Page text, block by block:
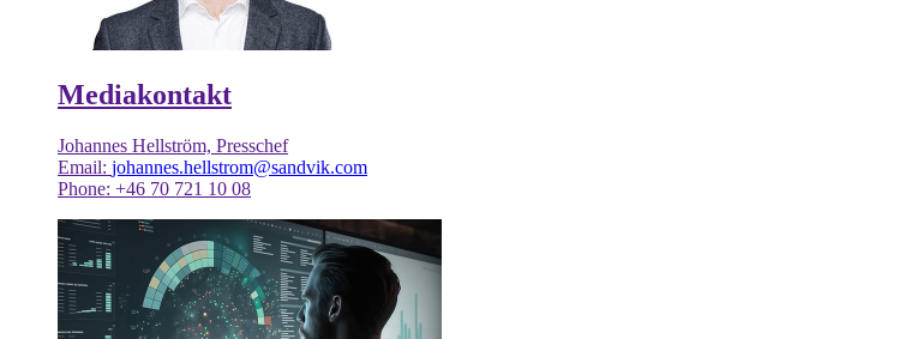
Mediakontakt
Johannes Hellström, Presschef
Email: johannes.hellstrom@sandvik.com
Phone: +46 70 721 10 08